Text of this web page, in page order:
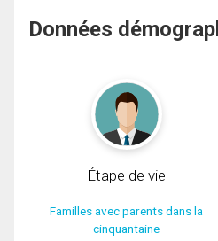
Données
Étape de vie
Familles avec parents dans la
cinquantaine